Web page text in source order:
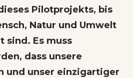
Pilotprojekts, bis
Natur und Umwelt
sind. Es muss
dass unsere
und unser einzigartiger